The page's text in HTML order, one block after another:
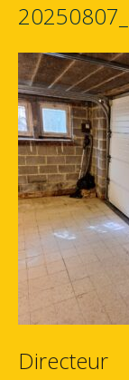
Directeur